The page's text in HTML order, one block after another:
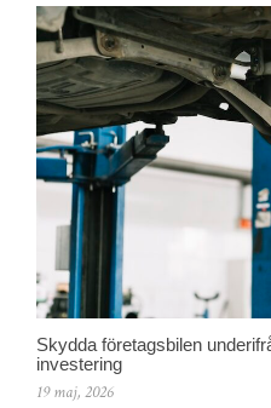
Skydda företagsbilen
investering
19 maj, 2026